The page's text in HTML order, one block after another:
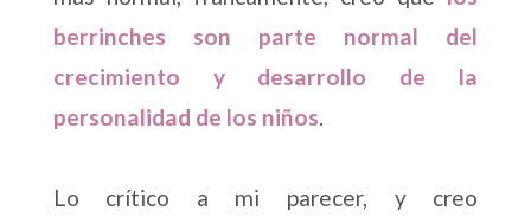
berrinches son parte normal del
crecimiento y desarrollo de la
personalidad de los niños.
Lo crítico a mi parecer, y creo